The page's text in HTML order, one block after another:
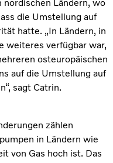
Ländern, wo
die Umstellung auf
hatte. „In Ländern, in
weiteres verfügbar war,
osteuropäischen
auf die Umstellung auf
sagt Catrin.
zählen
in Ländern wie
von Gas hoch ist. Das